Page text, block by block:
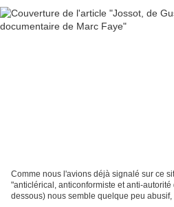
Comme nous l'avions déjà signalé sur ce
"anticlérical, anticonformiste et anti-autorité
dessous) nous semble quelque peu